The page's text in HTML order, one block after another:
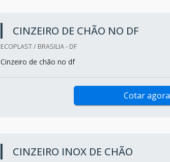
CINZEIRO DE CHÃO NO DF
ECOPLAST / BRASILIA - DF
Cinzeiro de chão no df
Cotar agora
CINZEIRO INOX DE CHÃO